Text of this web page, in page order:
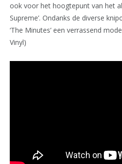
ook voor het hoogtepunt van het
Supreme’. Ondanks de diverse
‘The Minutes’ een verrassend
Vinyl)